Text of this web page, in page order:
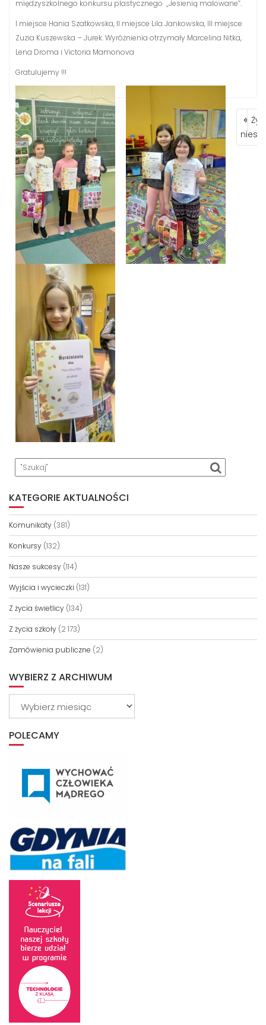
międzyszkolnego konkursu plastycznego „Jesienią malowane”.
I miejsce Hania Szatkowska, II miejsce Lila Jankowska, III miejsce
Zuzia Kuszewska – Jurek. Wyróżnienia otrzymały Marcelina Nitka,
Lena Droma i Victoria Mamonova
Gratulujemy !!!
KATEGORIE AKTUALNOŚCI
Komunikaty (381)
Konkursy (132)
Nasze sukcesy (114)
Wyjścia i wycieczki (131)
Z życia świetlicy (134)
Z życia szkoły (2 173)
Zamówienia publiczne (2)
WYBIERZ Z ARCHIWUM
POLECAMY